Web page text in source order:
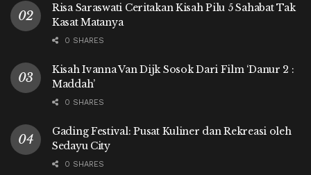
Risa Saraswati Ceritakan Kisah Pilu 5 Sahabat Tak
Kasat Matanya
0 SHARES
Kisah Ivanna Van Dijk Sosok Dari Film ‘Danur 2 :
Maddah’
0 SHARES
Gading Festival: Pusat Kuliner dan Rekreasi oleh
Sedayu City
0 SHARES